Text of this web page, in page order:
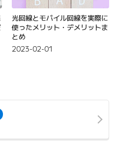
光回線とモバイル回線を実際に
使ったメリット・デメリットま
とめ
2023-02-01